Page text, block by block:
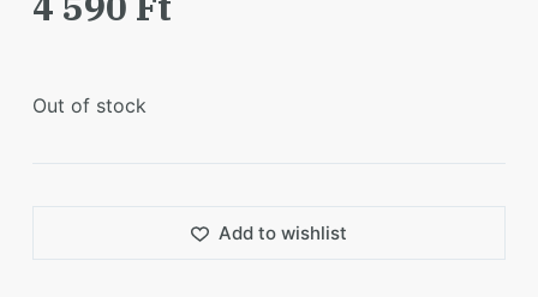
Out of stock
Add to wishlist